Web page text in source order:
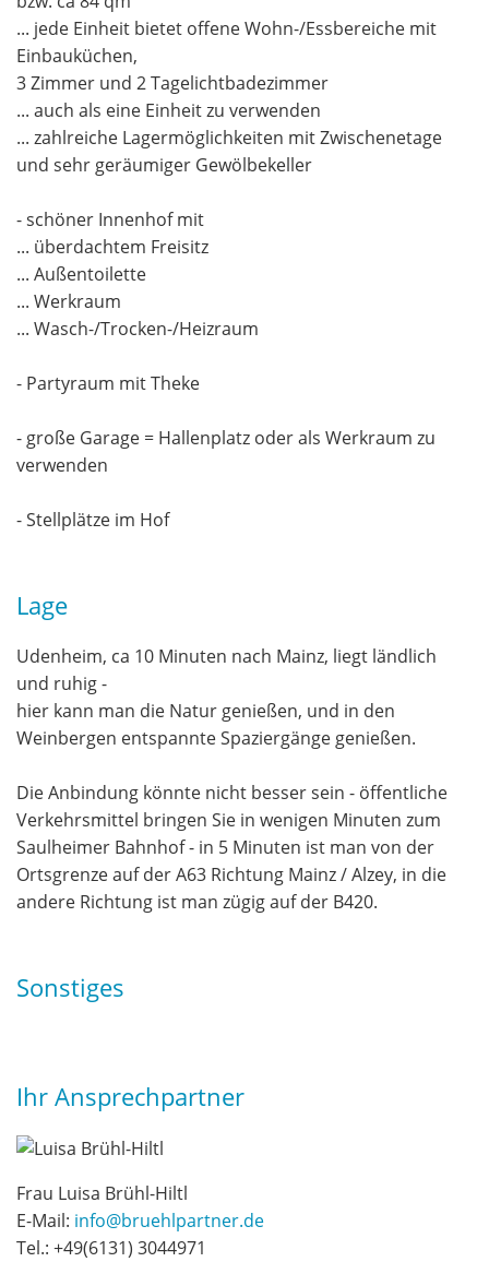
... jede Einheit bietet offene Wohn-/Essbereiche mit
Einbauküchen,
3 Zimmer und 2 Tagelichtbadezimmer
... auch als eine Einheit zu verwenden
... zahlreiche Lagermöglichkeiten mit Zwischenetage
und sehr geräumiger Gewölbekeller
- schöner Innenhof mit
... überdachtem Freisitz
... Außentoilette
... Werkraum
... Wasch-/Trocken-/Heizraum
- Partyraum mit Theke
- große Garage = Hallenplatz oder als Werkraum zu
verwenden
- Stellplätze im Hof
Lage
Udenheim, ca 10 Minuten nach Mainz, liegt ländlich
und ruhig -
hier kann man die Natur genießen, und in den
Weinbergen entspannte Spaziergänge genießen.
Die Anbindung könnte nicht besser sein - öffentliche
Verkehrsmittel bringen Sie in wenigen Minuten zum
Saulheimer Bahnhof - in 5 Minuten ist man von der
Ortsgrenze auf der A63 Richtung Mainz / Alzey, in die
andere Richtung ist man zügig auf der B420.
Sonstiges
Ihr Ansprechpartner
Frau Luisa Brühl-Hiltl
E-Mail: info@bruehlpartner.de
Tel.: +49(6131) 3044971